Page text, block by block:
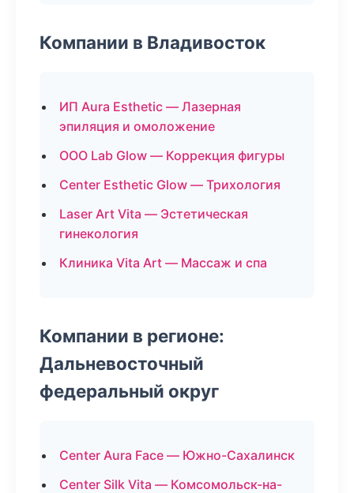
Компании в Владивосток
ИП Aura Esthetic — Лазерная
эпиляция и омоложение
ООО Lab Glow — Коррекция фигуры
Center Esthetic Glow — Трихология
Laser Art Vita — Эстетическая
гинекология
Клиника Vita Art — Массаж и спа
Компании в регионе:
Дальневосточный
федеральный округ
Center Aura Face — Южно-Сахалинск
Center Silk Vita — Комсомольск-на-